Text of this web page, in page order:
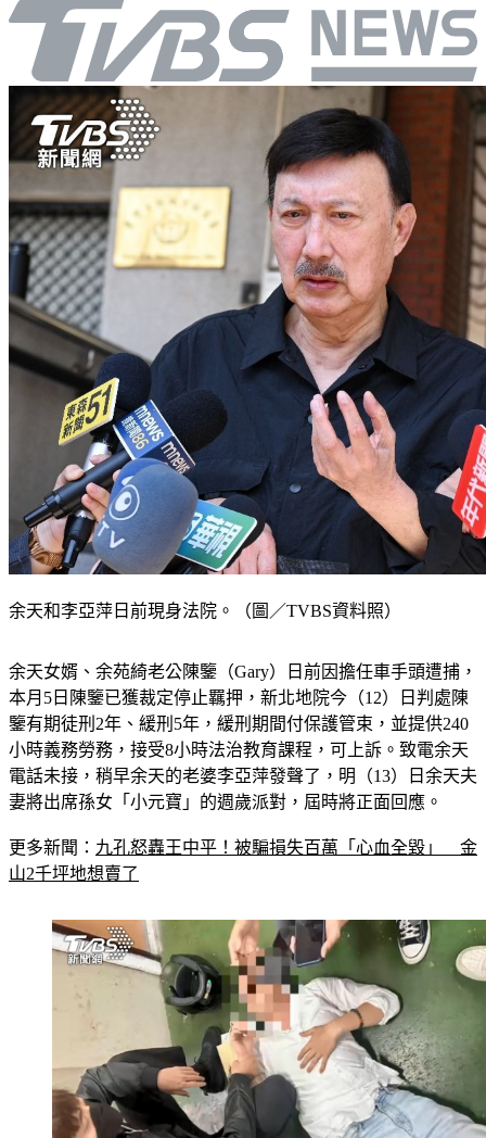
本月5日陳鑒已獲裁定停止羈押，新北地院今（12）日判處陳
鑒有期徒刑2年、緩刑5年，緩刑期間付保護管束，並提供240
小時義務勞務，接受8小時法治教育課程，可上訴。致電余天
電話未接，稍早余天的老婆李亞萍發聲了，明（13）日余天夫
妻將出席孫女「小元寶」的週歲派對，屆時將正面回應。
山2千坪地想賣了